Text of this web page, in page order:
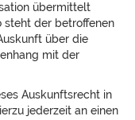
übermittelt
steht der betroffenen
über die
mit der
Auskunftsrecht in
jederzeit an einen